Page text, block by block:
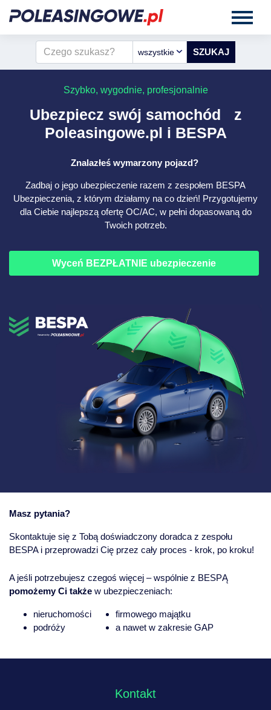
wszystkie
Szybko, wygodnie, profesjonalnie
Ubezpiecz swój samochód z
Poleasingowe.pl i BESPA
Znalazłeś wymarzony pojazd?
Zadbaj o jego ubezpieczenie razem z zespołem BESPA
Ubezpieczenia, z którym działamy na co dzień! Przygotujemy
dla Ciebie najlepszą ofertę OC/AC, w pełni dopasowaną do
Twoich potrzeb.
Wyceń BEZPŁATNIE ubezpieczenie
Masz pytania?
Skontaktuje się z Tobą doświadczony doradca z zespołu
BESPA i przeprowadzi Cię przez cały proces - krok, po kroku!
A jeśli potrzebujesz czegoś więcej – wspólnie z BESPĄ
pomożemy Ci także w ubezpieczeniach:
nieruchomości
podróży
firmowego majątku
a nawet w zakresie GAP
Kontakt